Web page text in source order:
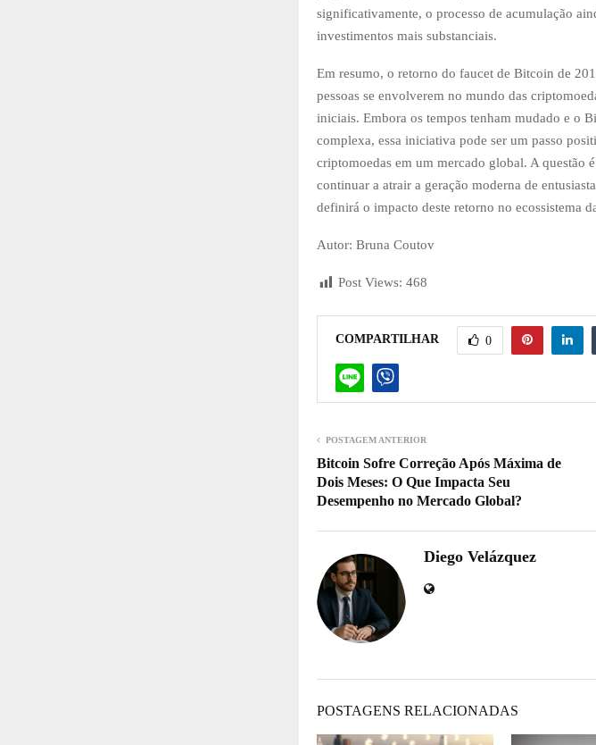
significativamente, o processo de acumulação
investimentos mais substanciais.
Em resumo, o retorno do faucet de Bitcoin de
pessoas se envolverem no mundo das
iniciais. Embora os tempos tenham mudado e o
complexa, essa iniciativa pode ser um passo
criptomoedas em um mercado global. A questão
continuar a atrair a geração moderna de
definirá o impacto deste retorno no ecossistema
Autor: Bruna Coutov
Post Views: 468
COMPARTILHAR 0
POSTAGEM ANTERIOR
Bitcoin Sofre Correção Após Máxima de
Dois Meses: O Que Impacta Seu
Desempenho no Mercado Global?
Diego Velázquez
POSTAGENS RELACIONADAS